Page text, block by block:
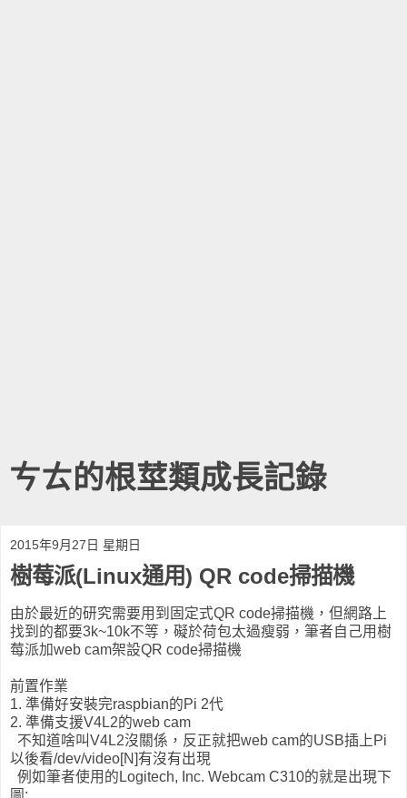
ㄘㄊ的根莖類成長記錄
2015年9月27日 星期日
樹莓派(Linux通用) QR code掃描機
由於最近的研究需要用到固定式QR code掃描機，但網路上
找到的都要3k~10k不等，礙於荷包太過瘦弱，筆者自己用樹
莓派加web cam架設QR code掃描機
前置作業
1. 準備好安裝完raspbian的Pi 2代
2. 準備支援V4L2的web cam
不知道啥叫V4L2沒關係，反正就把web cam的USB插上Pi
以後看/dev/video[N]有沒有出現
例如筆者使用的Logitech, Inc. Webcam C310的就是出現下
圖: